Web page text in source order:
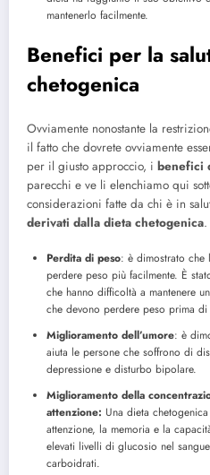
mantenerlo facilmente.
Benefici per la
chetogenica
Ovviamente nonostante la
il fatto che dovrete ovviamente
per il giusto approccio, i benefici
parecchi e ve li elenchiamo qui
considerazioni fatte da chi è in
derivati dalla dieta chetogenica.
Perdita di peso: è dimostrato che
perdere peso più facilmente. È
che hanno difficoltà a mantenere
che devono perdere peso prima di
Miglioramento dell’umore: è
aiuta le persone che soffrono di
depressione e disturbo bipolare.
Miglioramento della
attenzione: Una dieta
attenzione, la memoria e la
elevati livelli di glucosio nel
carboidrati.